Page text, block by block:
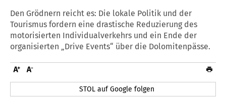
Den Grödnern reicht es: Die lokale Politik und der
Tourismus fordern eine drastische Reduzierung des
motorisierten Individualverkehrs und ein Ende der
organisierten „Drive Events“ über die Dolomitenpässe.
STOL auf Google folgen